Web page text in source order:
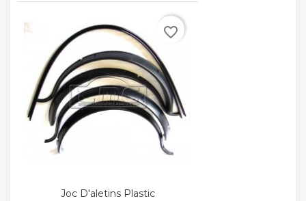
Joc D'aletins Plastic
favorite_border